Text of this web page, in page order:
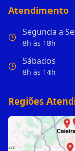
Atendimento
Segunda a
8h às 18h
Sábados
8h às 14h
Regiões